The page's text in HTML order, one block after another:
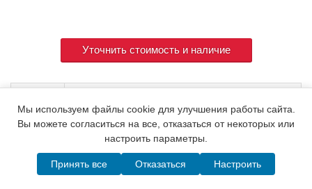
Уточнить стоимость и наличие
© 2015. Все права защищены.Мотор-Юг
Написать в MAX Telegram WhatsApp Позвонить
Мы используем файлы cookie для улучшения работы сайта.
Вы можете согласиться на все, отказаться от некоторых или
настроить параметры.
Принять все Отказаться Настроить